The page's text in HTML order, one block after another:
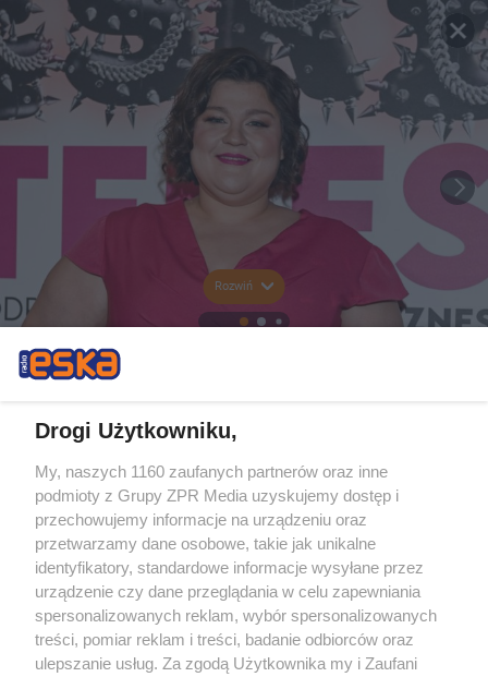
Rozwiń
Drogi Użytkowniku,
My, naszych 1160 zaufanych partnerów oraz inne
podmioty z Grupy ZPR Media uzyskujemy dostęp i
przechowujemy informacje na urządzeniu oraz
przetwarzamy dane osobowe, takie jak unikalne
identyfikatory, standardowe informacje wysyłane przez
urządzenie czy dane przeglądania w celu zapewniania
spersonalizowanych reklam, wybór spersonalizowanych
treści, pomiar reklam i treści, badanie odbiorców oraz
ulepszanie usług. Za zgodą Użytkownika my i Zaufani